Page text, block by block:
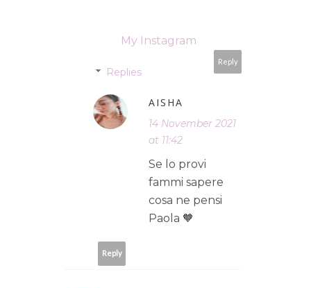
My Instagram
Reply
Replies
AISHA
14 November 2021
at 11:42
Se lo provi
fammi sapere
cosa ne pensi
Paola 🧡
Reply